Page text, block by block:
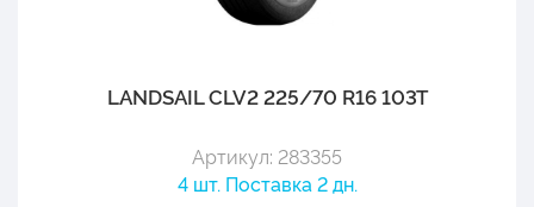
LANDSAIL CLV2 225/70 R16 103T
Артикул: 283355
4 шт. Поставка 2 дн.